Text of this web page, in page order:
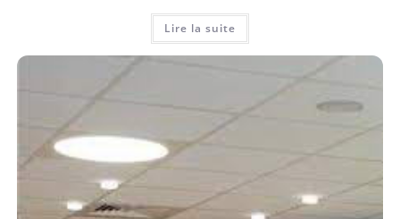
Lire la suite